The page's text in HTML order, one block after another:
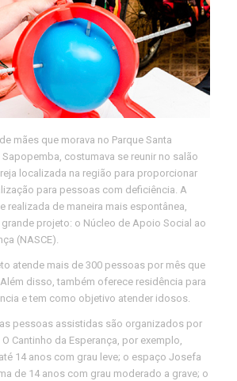
mães que morava no Parque Santa
costumava se reunir no salão
localizada na região para proporcionar
para pessoas com deficiência. A
realizada de maneira mais espontânea,
projeto: o Núcleo de Apoio Social ao
(NASCE).
atende mais de 300 pessoas por mês que
disso, também oferece residência para
e tem como objetivo atender idosos.
pessoas assistidas são organizados por
Cantinho da Esperança, por exemplo,
14 anos com grau leve; o espaço Josefa
de 14 anos com grau moderado a grave; o